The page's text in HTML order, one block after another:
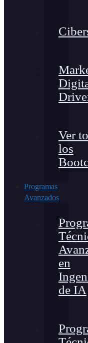
Ver
los
Programas
Avanzados
en
de IA